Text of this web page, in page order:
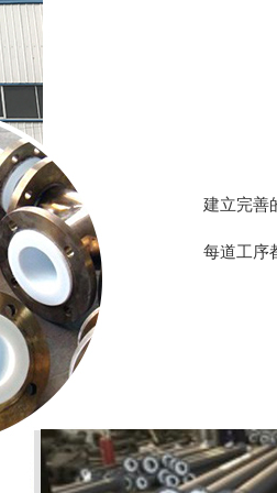
建立完善
每道工序